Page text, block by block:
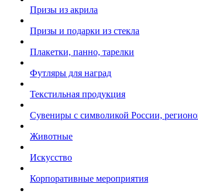
Призы из акрила
Призы и подарки из стекла
Плакетки, панно, тарелки
Футляры для наград
Текстильная продукция
Сувениры с символикой России,
Животные
Искусство
Корпоративные мероприятия